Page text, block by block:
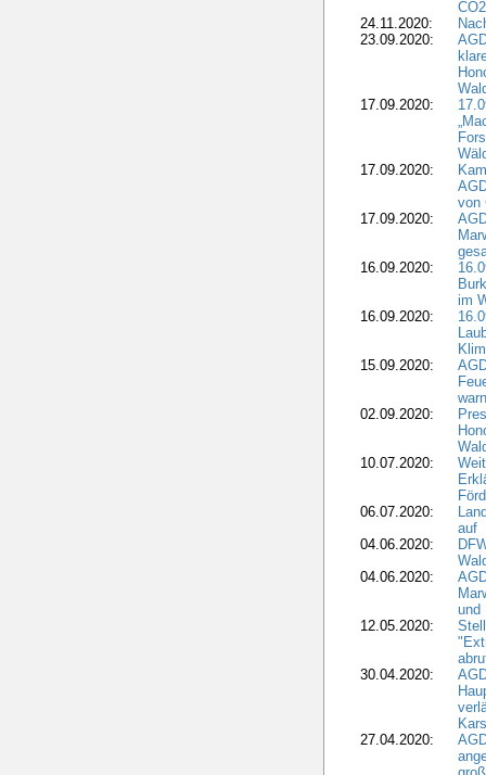
24.11.2020:
23.09.2020:
17.09.2020:
17.09.2020:
von
17.09.2020:
16.09.2020:
im
16.09.2020:
15.09.2020:
02.09.2020:
10.07.2020:
06.07.2020:
auf
04.06.2020:
04.06.2020:
und
12.05.2020:
30.04.2020:
27.04.2020: